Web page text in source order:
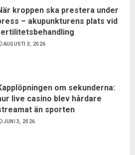
kroppen ska prestera under
– akupunkturens plats vid
AUGUSTI 3, 2026
om sekunderna:
live casino blev hårdare
än sporten
JUNI 3, 2026